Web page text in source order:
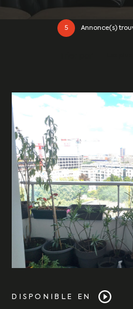
5 Annonce(s)
DISPONIBLE EN